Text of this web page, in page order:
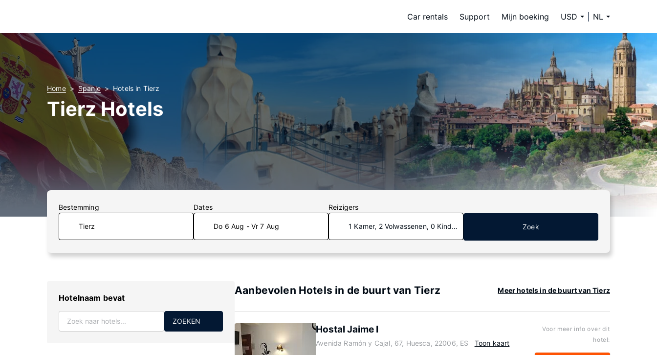
Car rentals Support Mijn boeking USD NL
Home Spanje Hotels in Tierz
Tierz Hotels
Bestemming Dates
Do 6 Aug - Vr 7 Aug
Reizigers
1 Kamer, 2 Volwassenen, 0 Kinderen Zoek
Hotelnaam bevat
ZOEKEN
Aanbevolen Hotels in de buurt van Tierz Meer hotels in de buurt van Tierz
Hostal Jaime I
Avenida Ramón y Cajal, 67, Huesca, 22006, ES Toon kaart
Voor meer info over dit
hotel: